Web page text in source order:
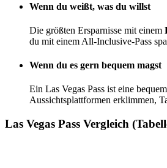
Wenn du weißt, was du willst
Die größten Ersparnisse mit einem
du mit einem All-Inclusive-Pass
Wenn du es gern bequem magst
Ein Las Vegas Pass ist eine
Aussichtsplattformen erklimmen,
Las Vegas Pass Vergleich